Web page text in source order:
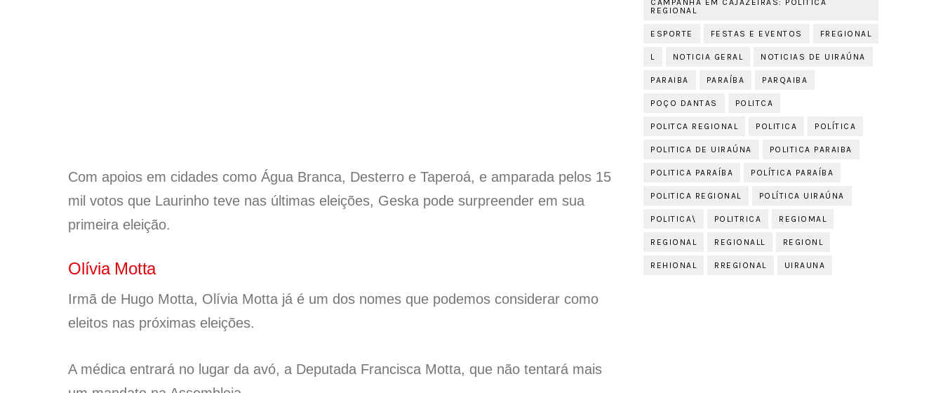
Com apoios em cidades como Água Branca, Desterro e Taperoá, e amparada pelos 15
mil votos que Laurinho teve nas últimas eleições, Geska pode surpreender em sua
primeira eleição.
Olívia Motta
Irmã de Hugo Motta, Olívia Motta já é um dos nomes que podemos considerar como
eleitos nas próximas eleições.
A médica entrará no lugar da avó, a Deputada Francisca Motta, que não tentará mais
CAMPANHA EM CAJAZEIRAS: POLITICA
REGIONAL
ESPORTE FESTAS E EVENTOS FREGIONAL
L NOTICIA GERAL NOTICIAS DE UIRAÚNA
PARAIBA PARAÍBA PARQAIBA
POÇO DANTAS POLITCA
POLITCA REGIONAL POLITICA POLÍTICA
POLITICA DE UIRAÚNA POLITICA PARAIBA
POLITICA PARAÍBA POLÍTICA PARAÍBA
POLITICA REGIONAL POLÍTICA UIRAÚNA
POLITICA\ POLITRICA REGIOMAL
REGIONAL REGIONALL REGIONL
REHIONAL RREGIONAL UIRAUNA